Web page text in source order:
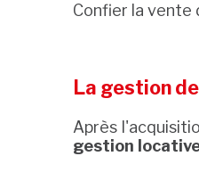
Confier la vente
La gestion
Après
gestion